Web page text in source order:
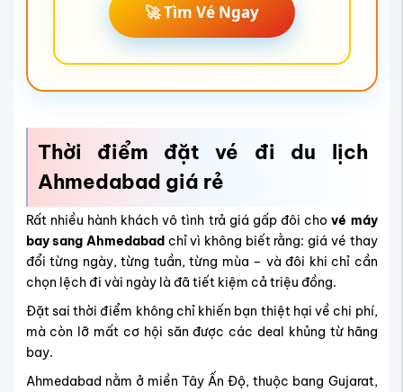
🚀 Tìm Vé Ngay
Thời điểm đặt vé đi du lịch
Ahmedabad giá rẻ
Rất nhiều hành khách vô tình trả giá gấp đôi chové máy
bay sang Ahmedabadchỉ vì không biết rằng: giá vé thay
đổi từng ngày, từng tuần, từng mùa – và đôi khi chỉ cần
chọn lệch đi vài ngày là đã tiết kiệm cả triệu đồng.
Đặt sai thời điểm không chỉ khiến bạn thiệt hại về chi phí,
mà còn lỡ mất cơ hội săn được các deal khủng từ hãng
bay.
Ahmedabad nằm ở miền Tây Ấn Độ, thuộc bang Gujarat,